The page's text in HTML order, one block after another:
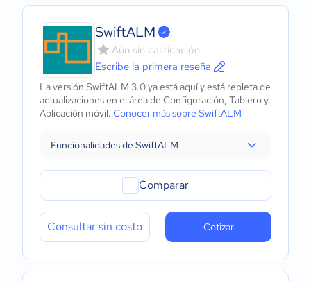
SwiftALM
Aún sin calificación
Escribe la primera reseña
La versión SwiftALM 3.0 ya está aquí y está repleta de
actualizaciones en el área de Configuración, Tablero y
Aplicación móvil. Conocer más sobre SwiftALM
Funcionalidades de SwiftALM
Comparar
Consultar sin costo Cotizar